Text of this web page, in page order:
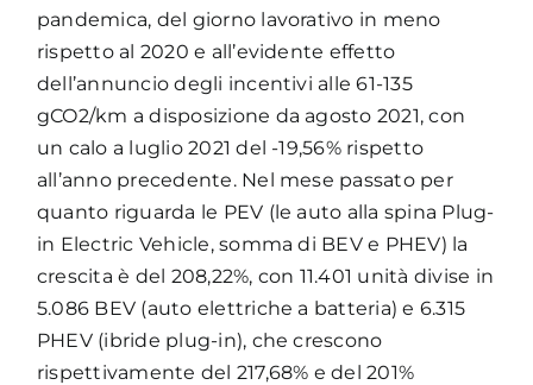
pandemica, del giorno lavorativo in meno
rispetto al 2020 e all’evidente effetto
dell’annuncio degli incentivi alle 61-135
gCO2/km a disposizione da agosto 2021, con
un calo a luglio 2021 del -19,56% rispetto
all’anno precedente. Nel mese passato per
quanto riguarda le PEV (le auto alla spina Plug-
in Electric Vehicle, somma di BEV e PHEV) la
crescita è del 208,22%, con 11.401 unità divise in
5.086 BEV (auto elettriche a batteria) e 6.315
PHEV (ibride plug-in), che crescono
rispettivamente del 217,68% e del 201%